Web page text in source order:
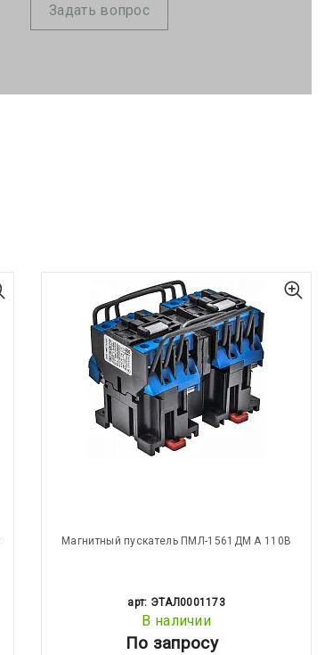
Задать вопрос
Магнитный пускатель ПМЛ-1561ДМ А 110В
арт: ЭТАЛ0001173
В наличии
По запросу